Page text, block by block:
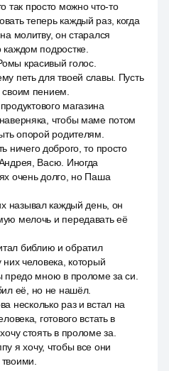
так просто можно что-то
теперь каждый раз, когда
молитву, он старался
подростке.
красивый голос.
петь для твоей славы. Пусть
пением.
магазина
чтобы маме потом
опорой родителям.
ничего доброго, то просто
Васю. Иногда
очень долго, но Паша
называл каждый день, он
мелочь и передавать её
библию и обратил
человека, который
предо мною в проломе за си.
её, но не нашёл.
несколько раз и встал на
готового встать в
стоять в проломе за.
я хочу, чтобы все они